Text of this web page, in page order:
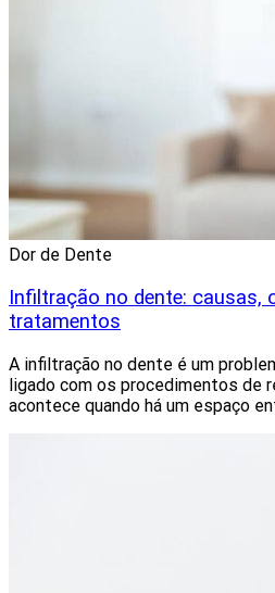
Dor de Dente
Infiltração no dente: causas,
tratamentos
A infiltração no dente é um
ligado com os procedimentos de
acontece quando há um espaço